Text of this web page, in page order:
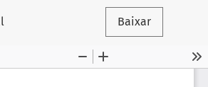
Detalhes do Artigo Baixar